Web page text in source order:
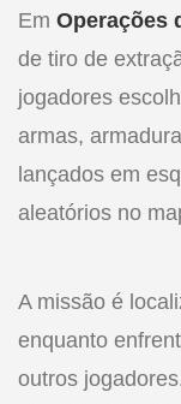
Em Operações
de tiro de
jogadores
armas,
lançados em
aleatórios no
A missão é
enquanto
outros